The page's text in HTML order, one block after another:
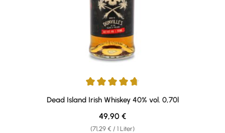
Durchschnittliche Bewertung von 4.67 von 5 Sternen
Dead Island Irish Whiskey 40% vol. 0,70l
(71,29 € / 1 Liter)
Regulärer Preis:
49,90 €